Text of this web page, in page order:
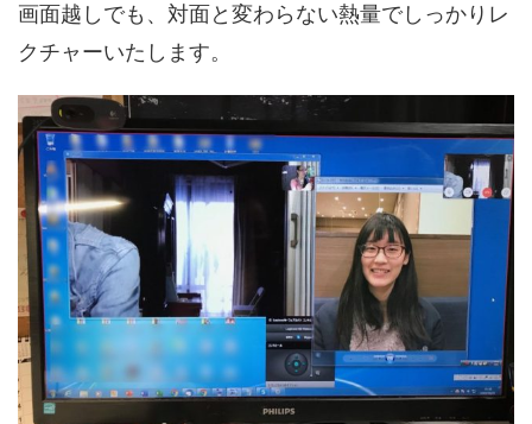
画面越しでも、対面と変わらない熱量でしっかりレ
クチャーいたします。